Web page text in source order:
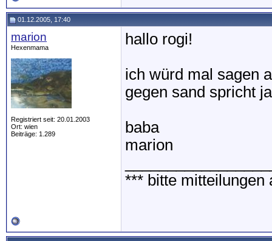
01.12.2005, 17:40
marion
Hexenmama
Registriert seit: 20.01.2003
Ort: wien
Beiträge: 1.289
hallo rogi!
ich würd mal sagen
gegen sand spricht
baba
marion
*** bitte mitteilungen